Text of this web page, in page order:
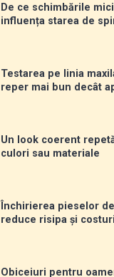
De ce schimbările
influența starea de
Testarea pe linia
reper mai bun decât
Un look coerent
culori sau materiale
Închirierea pieselor
reduce risipa și
Obiceiuri pentru